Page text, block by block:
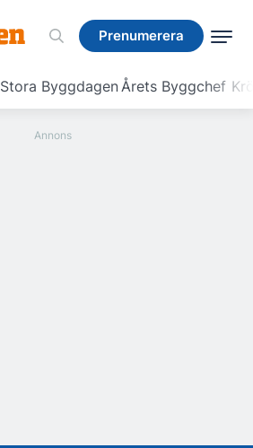
Prenumerera
Stora ByggdagenÅrets Byggchef
Prenumerera